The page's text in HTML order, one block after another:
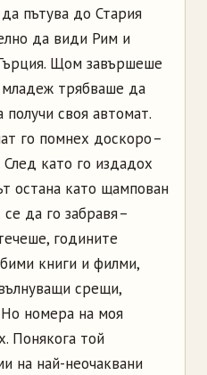
пътува до Стария
да види Рим и
Щом завършеше
младеж трябваше да
своя автомат.
го помнех доскоро –
като го издадох
остана като щампован
да го забравя –
годините
книги и филми,
срещи,
номера на моя
Понякога той
на най-неочаквани